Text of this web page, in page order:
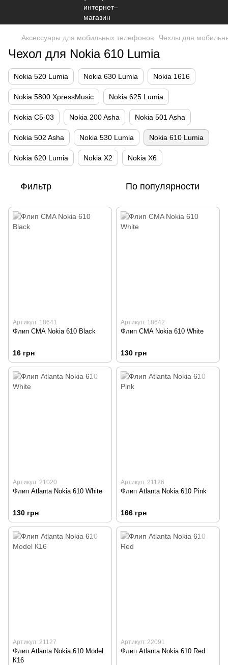
Аксессуары для мобильных телефонов Чехлы для
Чехол для Nokia 610 Lumia
Nokia 520 Lumia Nokia 630 Lumia Nokia 1616
Nokia 5800 XpressMusic Nokia 625 Lumia
Nokia C5-03 Nokia 200 Asha Nokia 501 Asha
Nokia 502 Asha Nokia 530 Lumia Nokia 610 Lumia
Nokia 620 Lumia Nokia X2 Nokia X6
Фильтр По популярности
Артикул: 18641
Флип CMA Nokia 610 Black
16 грн
Артикул: 18642
Флип CMA Nokia 610 White
130 грн
Артикул: 21020
Флип Atlanta Nokia 610 White
130 грн
Артикул: 21126
Флип Atlanta Nokia 610 Pink
166 грн
Артикул: 21127
Флип Atlanta Nokia 610 Model
К16
Артикул: 22091
Флип Atlanta Nokia 610 Red